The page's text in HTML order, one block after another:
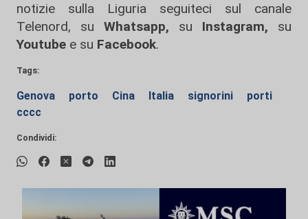
notizie sulla Liguria seguiteci sul canale
Telenord, su
Whatsapp, su Instagram, su
Youtube e su Facebook.
Tags:
Genova porto Cina Italia signorini
porti
cccc
Condividi: